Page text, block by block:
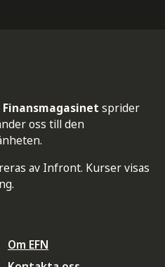
Finansmagasinet sprider
oss till den
av Infront. Kurser visas
Om EFN